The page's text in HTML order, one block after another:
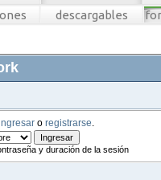
descargables
o registrarse
y duración de la sesión